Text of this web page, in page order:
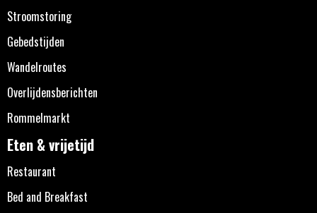
Stroomstoring
Gebedstijden
Wandelroutes
Overlijdensberichten
Rommelmarkt
Eten & vrijetijd
Restaurant
Bed and Breakfast